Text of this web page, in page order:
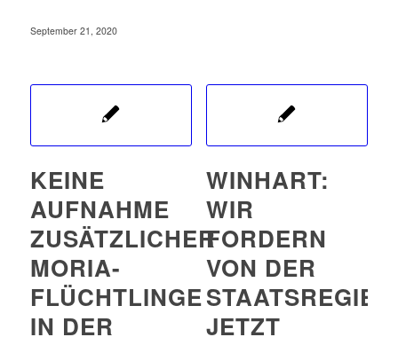
September 21, 2020
KEINE
AUFNAHME
ZUSÄTZLICHER
MORIA-
FLÜCHTLINGE
IN DER
WINHART:
WIR
FORDERN
VON DER
JETZT